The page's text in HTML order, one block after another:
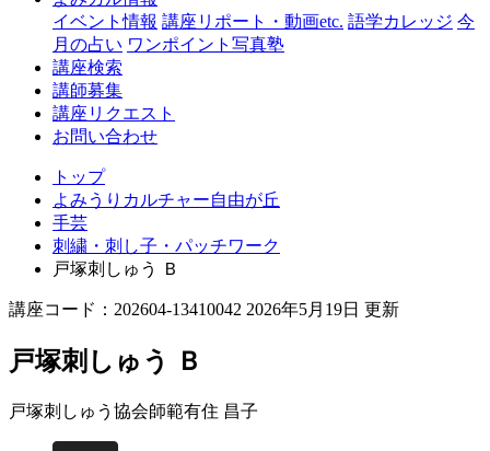
丘
イベント情報 講座リポート・動画etc. 語学カレッジ 今
月の占い ワンポイント写真塾
講座検索
講師募集
講座リクエスト
お問い合わせ
トップ
よみうりカルチャー自由が丘
手芸
刺繍・刺し子・パッチワーク
戸塚刺しゅう Ｂ
講座コード：202604-13410042 2026年5月19日 更新
戸塚刺しゅう Ｂ
戸塚刺しゅう協会師範有住 昌子